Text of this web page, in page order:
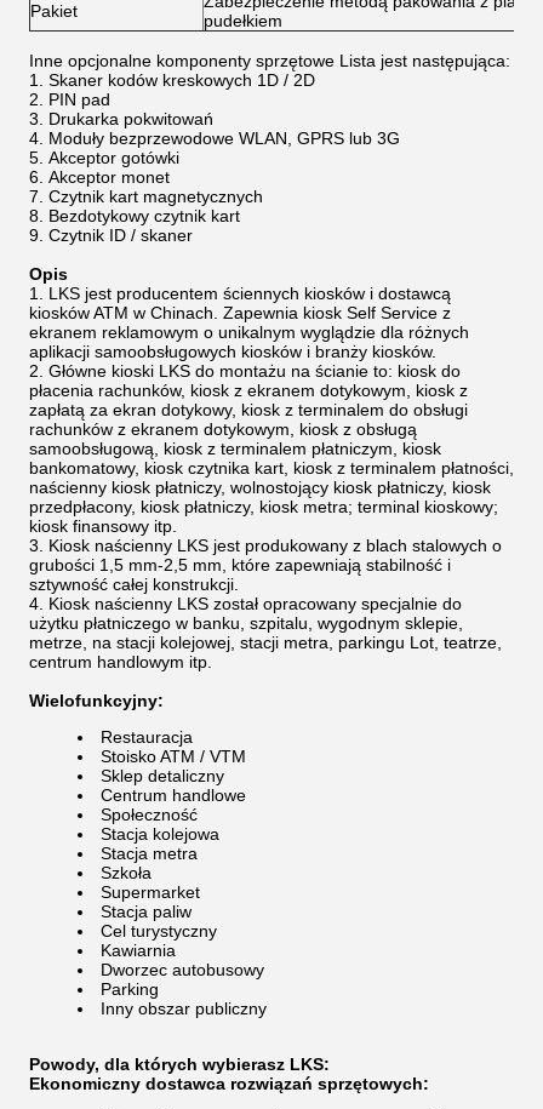
Pakiet
pudełkiem
Inne opcjonalne komponenty sprzętowe Lista jest następująca:
Skaner kodów kreskowych 1D / 2D
PIN pad
Drukarka pokwitowań
Moduły bezprzewodowe WLAN, GPRS lub 3G
Akceptor gotówki
Akceptor monet
Czytnik kart magnetycznych
Bezdotykowy czytnik kart
Czytnik ID / skaner
Opis
LKS jest producentem ściennych kiosków i dostawcą
kiosków ATM w Chinach. Zapewnia kiosk Self Service z
ekranem reklamowym o unikalnym wyglądzie dla różnych
aplikacji samoobsługowych kiosków i branży kiosków.
Główne kioski LKS do montażu na ścianie to: kiosk do
płacenia rachunków, kiosk z ekranem dotykowym, kiosk z
zapłatą za ekran dotykowy, kiosk z terminalem do obsługi
rachunków z ekranem dotykowym, kiosk z obsługą
samoobsługową, kiosk z terminalem płatniczym, kiosk
bankomatowy, kiosk czytnika kart, kiosk z terminalem płatności,
naścienny kiosk płatniczy, wolnostojący kiosk płatniczy, kiosk
przedpłacony, kiosk płatniczy, kiosk metra; terminal kioskowy;
kiosk finansowy itp.
Kiosk naścienny LKS jest produkowany z blach stalowych o
grubości 1,5 mm-2,5 mm, które zapewniają stabilność i
sztywność całej konstrukcji.
Kiosk naścienny LKS został opracowany specjalnie do
użytku płatniczego w banku, szpitalu, wygodnym sklepie,
metrze, na stacji kolejowej, stacji metra, parkingu Lot, teatrze,
centrum handlowym itp.
Wielofunkcyjny:
Restauracja
Stoisko ATM / VTM
Sklep detaliczny
Centrum handlowe
Społeczność
Stacja kolejowa
Stacja metra
Szkoła
Supermarket
Stacja paliw
Cel turystyczny
Kawiarnia
Dworzec autobusowy
Parking
Inny obszar publiczny
Powody, dla których wybierasz LKS:
Ekonomiczny dostawca rozwiązań sprzętowych: